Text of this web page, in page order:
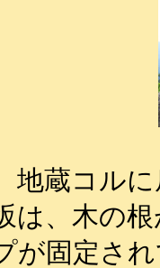
地蔵コルに
は、木の
が固定さ